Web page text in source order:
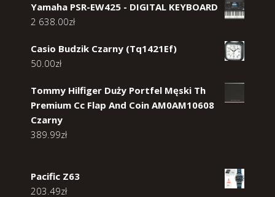
‌Yamaha PSR-EW425 - DIGITAL KEYBOARD
2 638.00zł
Casio Budzik Czarny (Tq1421Ef)
50.00zł
Tommy Hilfiger Duży Portfel Męski Th
Premium Cc Flap And Coin AM0AM10608
Czarny
389.99zł
Pacific Z63
203.49zł